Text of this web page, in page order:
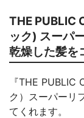
THE PUBLIC
ック) スーパ
乾燥した髪を
『THE PUBLIC
ク）スーパーリ
てくれます。